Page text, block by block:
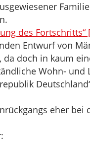
des Fortschritts“
Entwurf von
da doch in kaum
Wohn- und
eher bei